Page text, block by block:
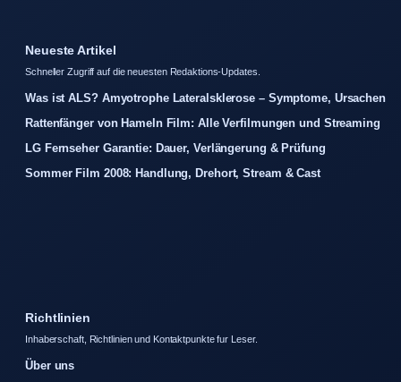
Neueste Artikel
Schneller Zugriff auf die neuesten Redaktions-Updates.
Was ist ALS? Amyotrophe Lateralsklerose – Symptome, Ursachen
Rattenfänger von Hameln Film: Alle Verfilmungen und Streaming
LG Fernseher Garantie: Dauer, Verlängerung & Prüfung
Sommer Film 2008: Handlung, Drehort, Stream & Cast
Richtlinien
Inhaberschaft, Richtlinien und Kontaktpunkte fur Leser.
Über uns